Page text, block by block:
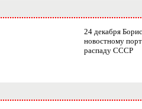
24 декабря
новостному
распаду СССР